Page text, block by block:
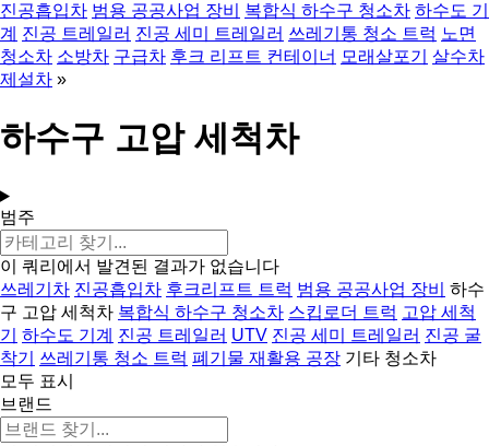
진공흡입차 범용 공공사업 장비 복합식 하수구 청소차 하수도 기
계 진공 트레일러 진공 세미 트레일러 쓰레기통 청소 트럭 노면
청소차 소방차 구급차 후크 리프트 컨테이너 모래살포기
살수차
제설차 »
하수구 고압 세척차
범주
이 쿼리에서 발견된 결과가 없습니다
쓰레기차 진공흡입차 후크리프트 트럭 범용 공공사업 장비
하수
구 고압 세척차 복합식 하수구 청소차 스킵로더 트럭 고압 세척
기
하수도 기계 진공 트레일러 UTV 진공 세미 트레일러 진공 굴
착기
쓰레기통 청소 트럭 폐기물 재활용 공장 기타 청소차
모두 표시
브랜드